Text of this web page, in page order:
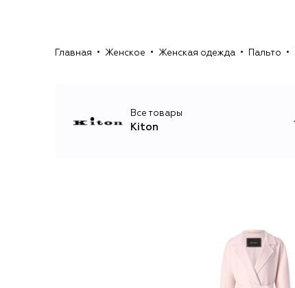
Главная Женское Женская одежда Пальто
Все товары
Kiton